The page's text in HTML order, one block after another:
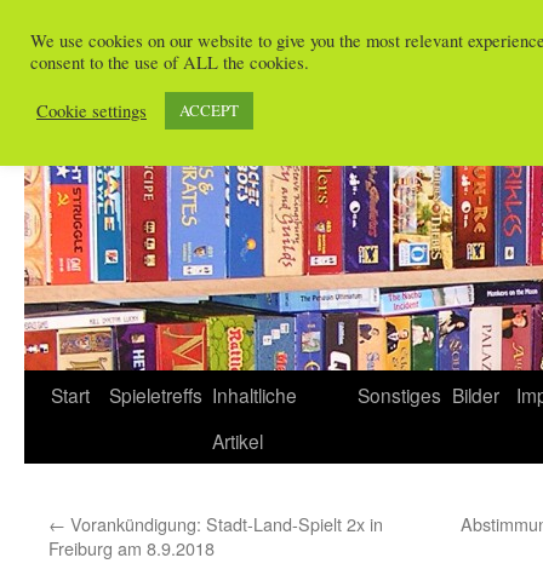
Zum
Spieletreffs in Freiburg
Start Spieletreffs Inhaltliche
Artikel
Sonstiges Bilder
← Vorankündigung: Stadt-Land-Spielt 2x in
Freiburg am 8.9.2018
We use cookies on our website to give you the most relevant
consent to the use of ALL the cookies.
Cookie settings ACCEPT